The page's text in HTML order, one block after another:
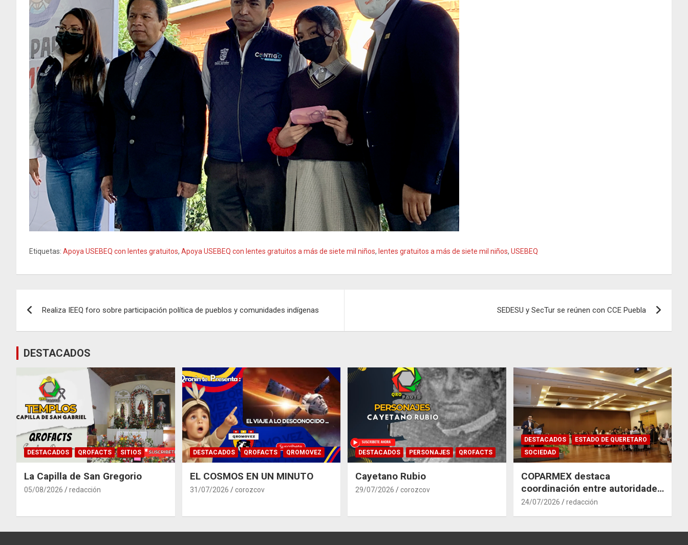
Etiquetas: Apoya USEBEQ con lentes gratuitos, Apoya USEBEQ con lentes gratuitos a más de siete mil niños, lentes gratuitos a más de siete mil niños, USEBEQ
de
entradas
Realiza IEEQ foro sobre participación política de pueblos y comunidades indígenas SEDESU y SecTur se reúnen con CCE Puebla
DESTACADOS
DESTACADOS QROFACTS SITIOS
La Capilla de San Gregorio
05/08/2026 redacción
DESTACADOS QROFACTS QROMOVEZ
EL COSMOS EN UN MINUTO
31/07/2026 corozcov
DESTACADOS PERSONAJES QROFACTS
Cayetano Rubio
29/07/2026 corozcov
DESTACADOS
ESTADO DE QUERETARO
SOCIEDAD
COPARMEX destaca
coordinación entre autoridades
y empresas para mitigar el
24/07/2026 redacción